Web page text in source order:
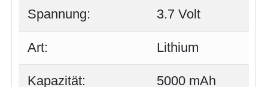
Spannung: 3.7 Volt
Art: Lithium
Kapazität: 5000 mAh